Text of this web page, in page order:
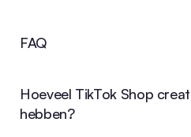
FAQ
Hoeveel TikTok Shop
hebben?